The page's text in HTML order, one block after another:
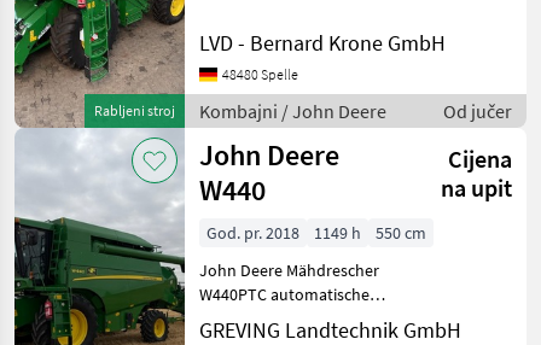
Rabljeni stroj
Display, SN:
PCG5PUB117781 Premium-
Kabine, autom.
Temperaturregelung
(ClimaTrak), Premium-Sit
LVD - Bernard Krone GmbH
48480 Spelle
Kombajni / John Deere Od jučer
John Deere
W440
Cijena
na upit
God. pr. 2018 1149 h
550 cm
John Deere Mähdrescher
W440PTC automatische
Vorsatzführung, elektr.
GREVING Landtechnik GmbH